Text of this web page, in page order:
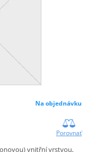
Na objednávku
Porovnať
vnitřní vrstvou,